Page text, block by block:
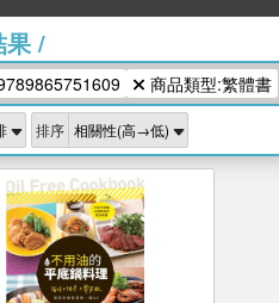
果/
商品類型:繁體書
排序